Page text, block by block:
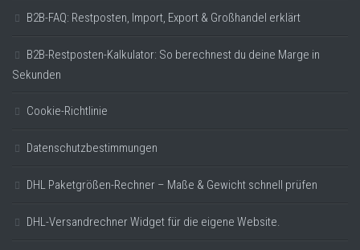
B2B-FAQ: Restposten, Import, Export & Großhandel erklärt
B2B-Restposten-Kalkulator: So berechnest du deine Marge in
Sekunden
Cookie-Richtlinie
Datenschutzbestimmungen
DHL Paketgrößen-Rechner – Maße & Gewicht schnell prüfen
DHL-Versandrechner Widget für die eigene Website.